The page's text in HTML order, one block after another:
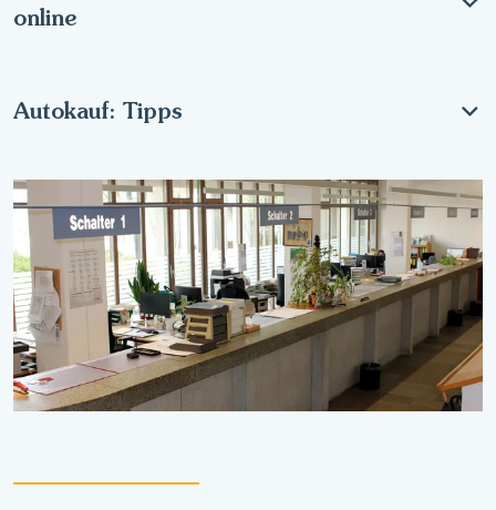
online
Autokauf: Tipps